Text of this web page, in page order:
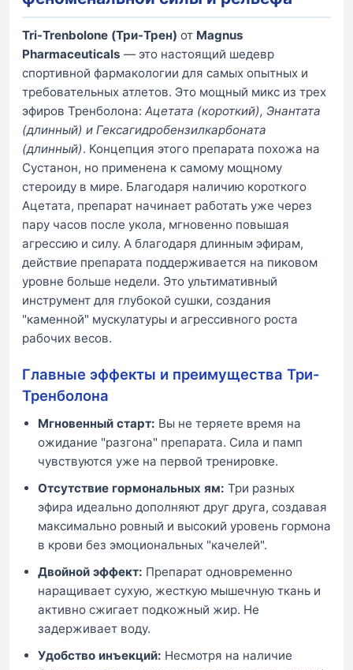
Tri-Trenbolone (Три-Трен) от Magnus
Pharmaceuticals — это настоящий шедевр
спортивной фармакологии для самых опытных и
требовательных атлетов. Это мощный микс из трех
эфиров Тренболона: Ацетата (короткий), Энантата
(длинный) и Гексагидробензилкарбоната
(длинный). Концепция этого препарата похожа на
Сустанон, но применена к самому мощному
стероиду в мире. Благодаря наличию короткого
Ацетата, препарат начинает работать уже через
пару часов после укола, мгновенно повышая
агрессию и силу. А благодаря длинным эфирам,
действие препарата поддерживается на пиковом
уровне больше недели. Это ультимативный
инструмент для глубокой сушки, создания
"каменной" мускулатуры и агрессивного роста
рабочих весов.
Главные эффекты и преимущества Три-
Тренболона
Мгновенный старт: Вы не теряете время на
ожидание "разгона" препарата. Сила и памп
чувствуются уже на первой тренировке.
Отсутствие гормональных ям: Три разных
эфира идеально дополняют друг друга, создавая
максимально ровный и высокий уровень гормона
в крови без эмоциональных "качелей".
Двойной эффект: Препарат одновременно
наращивает сухую, жесткую мышечную ткань и
активно сжигает подкожный жир. Не
задерживает воду.
Удобство инъекций: Несмотря на наличие